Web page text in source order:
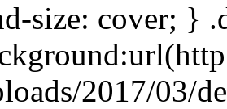
size: cover; }
2017/03/